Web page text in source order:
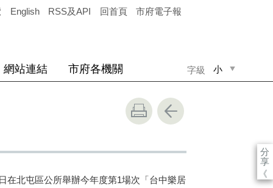
English RSS及API 回首頁 市府電子報
字級 小
網站連結 市府各機關
分
享
《
在北屯區公所舉辦今年度第1場次「台中樂居